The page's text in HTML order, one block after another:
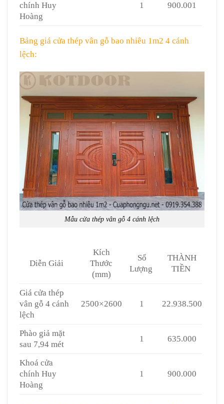
chính Huy
Hoàng
1 900.001
Bảng giá cửa thép vân gỗ bao nhiêu 1m2 4 cánh
lệch:
Mẫu cửa thép vân gỗ 4 cánh lệch
Diễn Giải
Kích
Thước
(mm)
Số
Lượng
THÀNH
TIỀN
Giá cửa thép
vân gỗ 4 cánh
lệch
2500×2600 1 22.938.500
Phào giả mặt
sau 7,94 mét
1 635.000
Khoá cửa
chính Huy
Hoàng
1 900.000